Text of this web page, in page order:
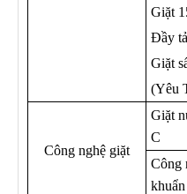
Giặt
Đầy
Giặt
(Yêu
Công nghệ giặt
Giặt
C
Công
khuẩn